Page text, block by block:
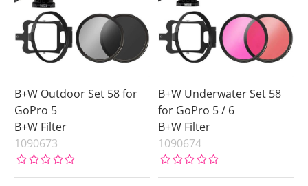
B+W Outdoor Set 58 for
GoPro 5
B+W Filter
1090673
B+W Underwater Set 58
for GoPro 5 / 6
B+W Filter
1090674